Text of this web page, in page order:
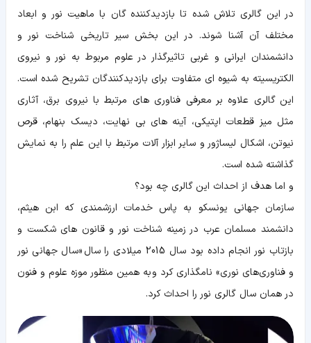
در این گالری تلاش شده تا بازدیدکننده گان با ماهیت نور و ابعاد
مختلف آن آشنا شوند. در این بخش سیر تاریخی شناخت نور و
دانشمندان ایرانی و غربی تاثیرگذار در علوم مربوط به نور و نیروی
الکتریسیته به شیوه ای متفاوت برای بازدیدکنندگان تشریح شده است.
این گالری علاوه بر معرفی فناوری های مرتبط با نیروی برق، آثاری
مثل میز قطعات اپتیکی، آینه های بی نهایت، دیسک بنهام، قرص
نیوتن، اشکال لیساژور و سایر ابزار آلات مرتبط با این علم را به نمایش
گذاشته شده است.
و اما هدف از احداث این گالری چه بود؟
سازمان جهانی یونسکو به پاس خدمات ارزشمندی که ابن هیثم،
دانشمند مسلمان عرب در زمینه شناخت نور و قانون های شکست و
بازتاب نور انجام داده بود سال 2015 میلادی را سال
«سال جهانی نور
و فناوری‌های نوری» نامگذاری کرد وبه همین منظور موزه علوم و فنون
در همان سال گالری نور را احداث کرد.